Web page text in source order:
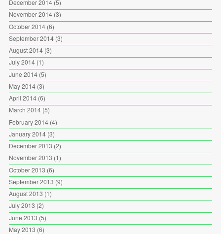
December 2014(5)
November 2014(3)
October 2014(6)
September 2014(3)
August 2014(3)
July 2014(1)
June 2014(5)
May 2014(3)
April 2014(6)
March 2014(5)
February 2014(4)
January 2014(3)
December 2013 (2)
November 2013 (1)
October 2013 (6)
September 2013 (9)
August 2013 (1)
July 2013 (2)
June 2013 (5)
May 2013 (6)